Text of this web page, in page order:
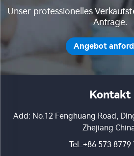
Unser professionelles
Anfrage.
Angebot
Kontakt
Add: No.12 Fenghuang Road,
Zhejiang
Tel.:+86 573 8779